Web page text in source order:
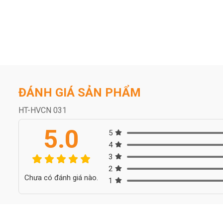
ĐÁNH GIÁ SẢN PHẨM
HT-HVCN 031
5.0
Chưa có đánh giá nào.
5
4
3
2
1